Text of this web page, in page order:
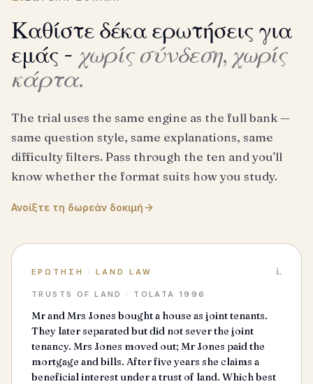
Καθίστε δέκα ερωτήσεις για
εμάς - χωρίς σύνδεση, χωρίς
κάρτα.
The trial uses the same engine as the full bank —
same question style, same explanations, same
difficulty filters. Pass through the ten and you'll
know whether the format suits how you study.
Ανοίξτε τη δωρεάν δοκιμή
ΕΡΏΤΗΣΗ ·LAND LAW i.
TRUSTS OF LAND · TOLATA 1996
Mr and Mrs Jones bought a house as joint tenants.
They later separated but did not sever the joint
tenancy. Mrs Jones moved out; Mr Jones paid the
mortgage and bills. After five years she claims a
beneficial interest under a trust of land. Which best